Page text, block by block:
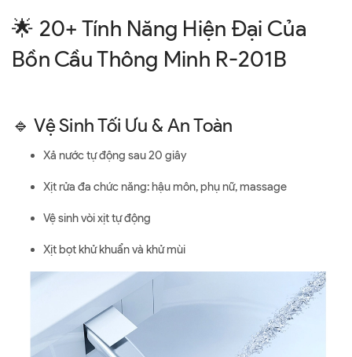
🌟 20+ Tính Năng Hiện Đại Của
Bồn Cầu Thông Minh R-201B
🔹 Vệ Sinh Tối Ưu & An Toàn
Xả nước tự động sau 20 giây
Xịt rửa đa chức năng: hậu môn, phụ nữ, massage
Vệ sinh vòi xịt tự động
Xịt bọt khử khuẩn và khử mùi